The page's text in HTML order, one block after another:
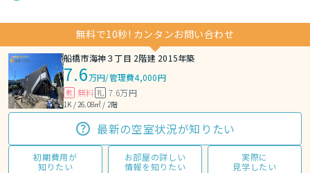
無料で10秒! カンタンお問い合わせ
船橋市海神３丁目 2階建 2015年築
7.6万円/管理費4,000円
敷 無料 礼 7.6万円
1K / 26.08㎡ / 2階
最新の空室状況が知りたい
初期費用が
知りたい
お部屋の詳しい
情報を知りたい
実際に
見学したい